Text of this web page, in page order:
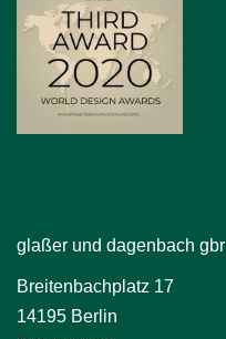
glaßer und dagenbach gbr
Breitenbachplatz 17
14195 Berlin